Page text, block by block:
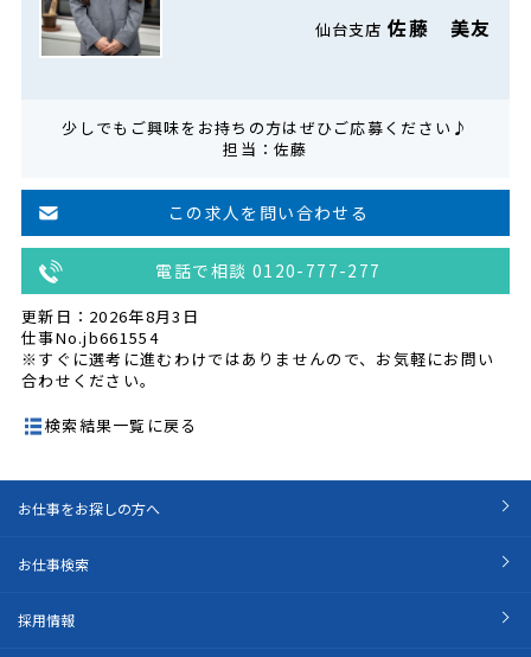
仙台支店佐藤 美友
少しでもご興味をお持ちの方はぜひご応募ください♪
担当：佐藤
この求人を問い合わせる
電話で相談 0120-777-277
更新日：2026年8月3日
仕事No.jb661554
※すぐに選考に進むわけではありませんので、お気軽にお問い
合わせください。
検索結果一覧に戻る
お仕事をお探しの方へ
お仕事検索
採用情報